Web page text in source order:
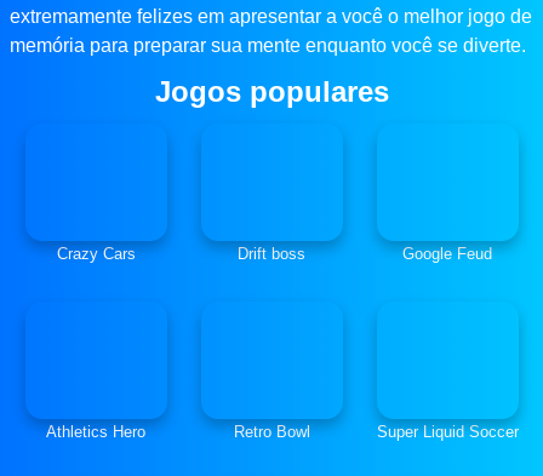
extremamente felizes em apresentar a você o melhor jogo de
memória para preparar sua mente enquanto você se diverte.
Jogos populares
Crazy Cars Drift boss Google Feud
Athletics Hero Retro Bowl Super Liquid Soccer